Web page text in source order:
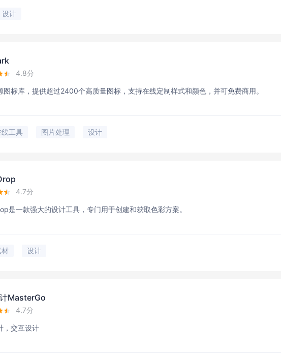
设计
 4.8分
图标库，提供超过2400个高质量图标，支持在线定制样式和颜色，并可免费商用。
线工具 图片处理 设计
 4.7分
是一款强大的设计工具，专门用于创建和获取色彩方案。
材 设计
MasterGo
 4.7分
，交互设计